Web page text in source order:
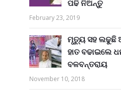
ପଢି ନିଅନ୍ତୁ
February 23, 2019
ମୃତ୍ୟୁ ସହ ଲଢୁଛି
ହାତ ବଢାଇଲେ
ବଳବନ୍ତରାୟ
November 10, 2018